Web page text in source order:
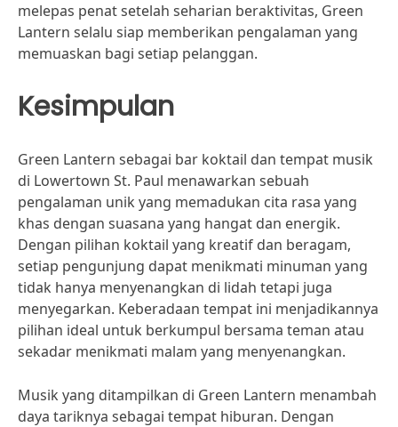
melepas penat setelah seharian beraktivitas, Green
Lantern selalu siap memberikan pengalaman yang
memuaskan bagi setiap pelanggan.
Kesimpulan
Green Lantern sebagai bar koktail dan tempat musik
di Lowertown St. Paul menawarkan sebuah
pengalaman unik yang memadukan cita rasa yang
khas dengan suasana yang hangat dan energik.
Dengan pilihan koktail yang kreatif dan beragam,
setiap pengunjung dapat menikmati minuman yang
tidak hanya menyenangkan di lidah tetapi juga
menyegarkan. Keberadaan tempat ini menjadikannya
pilihan ideal untuk berkumpul bersama teman atau
sekadar menikmati malam yang menyenangkan.
Musik yang ditampilkan di Green Lantern menambah
daya tariknya sebagai tempat hiburan. Dengan